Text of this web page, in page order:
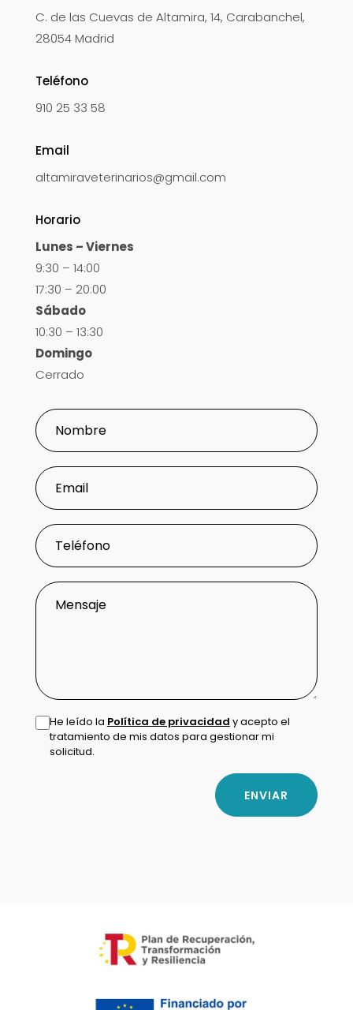
C. de las Cuevas de Altamira, 14, Carabanchel,
28054 Madrid
Teléfono
910 25 33 58
Email
altamiraveterinarios@gmail.com
Horario
Lunes – Viernes
9:30 – 14:00
17:30 – 20:00
Sábado
10:30 – 13:30
Domingo
Cerrado
He leído la Política de privacidad y acepto el
tratamiento de mis datos para gestionar mi
solicitud.